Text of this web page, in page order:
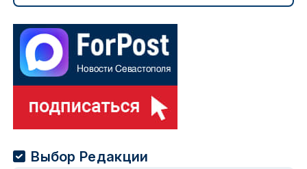
Выбор Редакции